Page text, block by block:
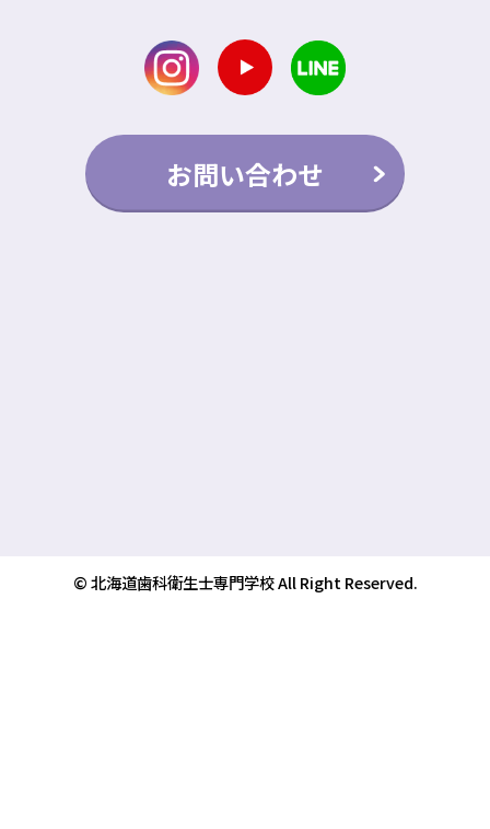
お問い合わせ
© 北海道歯科衛生士専門学校 All Right Reserved.